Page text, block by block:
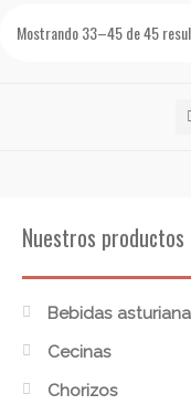
Mostrando 33–45 de 45
Nuestros productos
Bebidas
Cecinas
Chorizos